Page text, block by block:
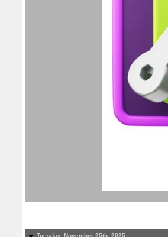
Tuesday, November 25th, 2025